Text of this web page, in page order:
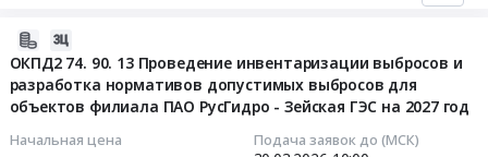
ОКПД2 74. 90. 13 Проведение инвентаризации выбросов и
разработка нормативов допустимых выбросов для
объектов филиала ПАО РусГидро - Зейская ГЭС на 2027 год
Начальная цена Подача заявок до (МСК)